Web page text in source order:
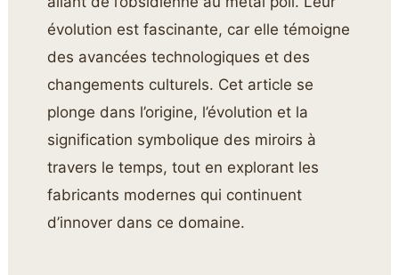
évolution est fascinante, car elle témoigne
des avancées technologiques et des
changements culturels. Cet article se
plonge dans l’origine, l’évolution et la
signification symbolique des miroirs à
travers le temps, tout en explorant les
fabricants modernes qui continuent
d’innover dans ce domaine.